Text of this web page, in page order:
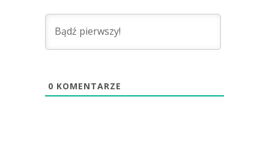
0 KOMENTARZE